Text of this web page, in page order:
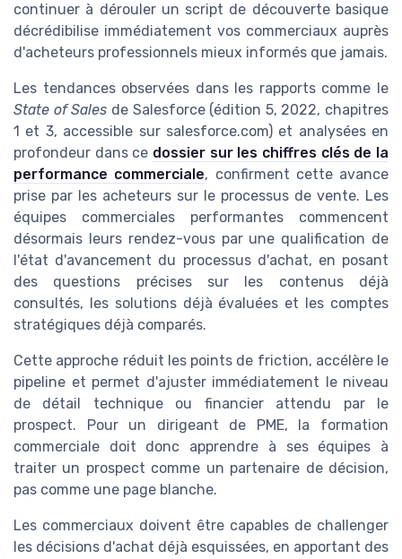
continuer à dérouler un script de découverte basique
décrédibilise immédiatement vos commerciaux auprès
d'acheteurs professionnels mieux informés que jamais.
Les tendances observées dans les rapports comme le
State of Sales de Salesforce (édition 5, 2022, chapitres
1 et 3, accessible sur salesforce.com) et analysées en
profondeur dans ce dossier sur les chiffres clés de la
performance commerciale, confirment cette avance
prise par les acheteurs sur le processus de vente. Les
équipes commerciales performantes commencent
désormais leurs rendez-vous par une qualification de
l'état d'avancement du processus d'achat, en posant
des questions précises sur les contenus déjà
consultés, les solutions déjà évaluées et les comptes
stratégiques déjà comparés.
Cette approche réduit les points de friction, accélère le
pipeline et permet d'ajuster immédiatement le niveau
de détail technique ou financier attendu par le
prospect. Pour un dirigeant de PME, la formation
commerciale doit donc apprendre à ses équipes à
traiter un prospect comme un partenaire de décision,
pas comme une page blanche.
Les commerciaux doivent être capables de challenger
les décisions d'achat déjà esquissées, en apportant des